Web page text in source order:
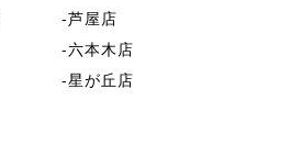
芦屋店
六本木店
星が丘店